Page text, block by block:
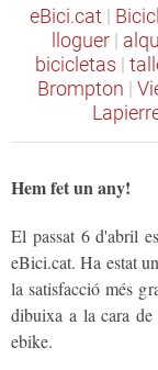
eBici.cat
lloguer
bicicletas
Brompton
Hem fet un any!
El passat 6 d'abril
eBici.cat. Ha estat
la satisfacció més
dibuixa a la cara
ebike.